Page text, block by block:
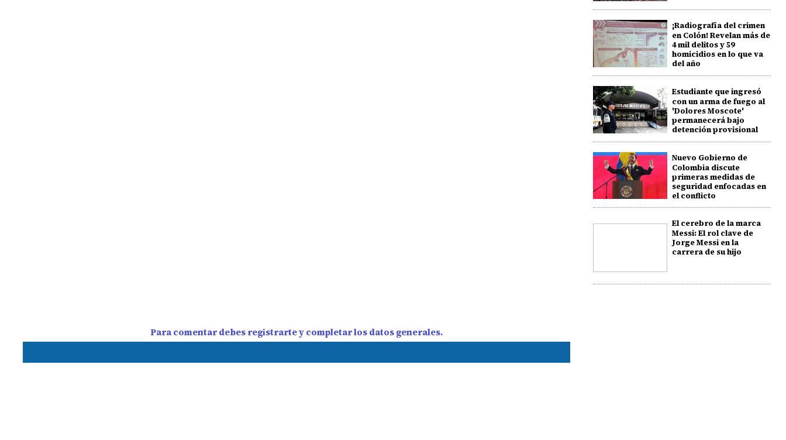
Para comentar debes registrarte y completar los datos generales.
¡Radiografía del crimen
en Colón! Revelan más de
4 mil delitos y 59
homicidios en lo que va
del año
Estudiante que ingresó
con un arma de fuego al
'Dolores Moscote'
permanecerá bajo
detención provisional
Nuevo Gobierno de
Colombia discute
primeras medidas de
seguridad enfocadas en
el conflicto
El cerebro de la marca
Messi: El rol clave de
Jorge Messi en la
carrera de su hijo